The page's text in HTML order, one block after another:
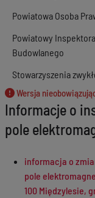
Powiatowa Osoba
Powiatowy
Budowlanego
Stowarzyszenia
Wersja
Informacje o
pole
informacja o
pole
100 Międzylesie,